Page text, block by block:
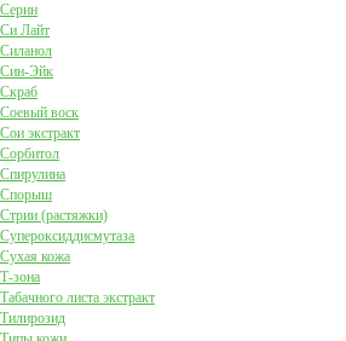
Серин
Си Лайт
Силанол
Син-Эйк
Скраб
Соевый воск
Сои экстракт
Сорбитол
Спирулина
Спорыш
Стрии (растяжки)
Супероксиддисмутаза
Сухая кожа
Т-зона
Табачного листа экстракт
Тилирозид